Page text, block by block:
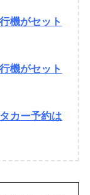
機がセット
機がセット
カー予約は